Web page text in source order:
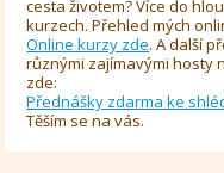
cesta životem? Více do
kurzech. Přehled mých
Online kurzy zde. A další
různými zajímavými hosty
zde:
Přednášky zdarma ke
Těším se na vás.